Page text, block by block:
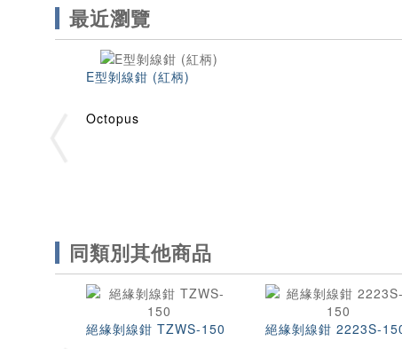
最近瀏覽
E型剝線鉗 (紅柄)
Octopus
同類別其他商品
絕緣剝線鉗 TZWS-150 絕緣剝線鉗 2223S-